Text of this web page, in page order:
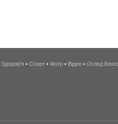
Здоров'я • Спорт • Фото • Відео • Огляд